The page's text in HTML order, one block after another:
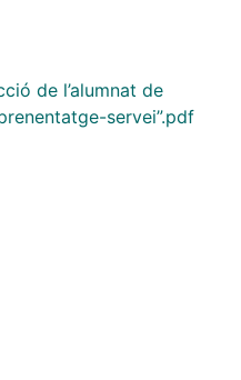
de l’alumnat de
servei”.pdf